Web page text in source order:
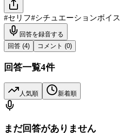
#セリフ#シチュエーションボイス
回答を録音する
回答 (4) コメント (0)
回答一覧4件
人気順 新着順
まだ回答がありません